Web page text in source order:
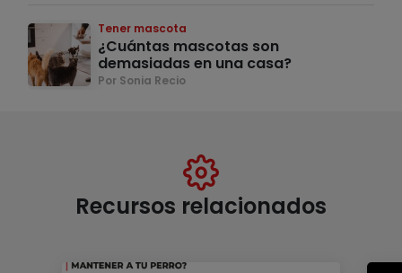
Tener mascota
¿Cuántas mascotas son
demasiadas en una casa?
Por Sonia Recio
Recursos relacionados